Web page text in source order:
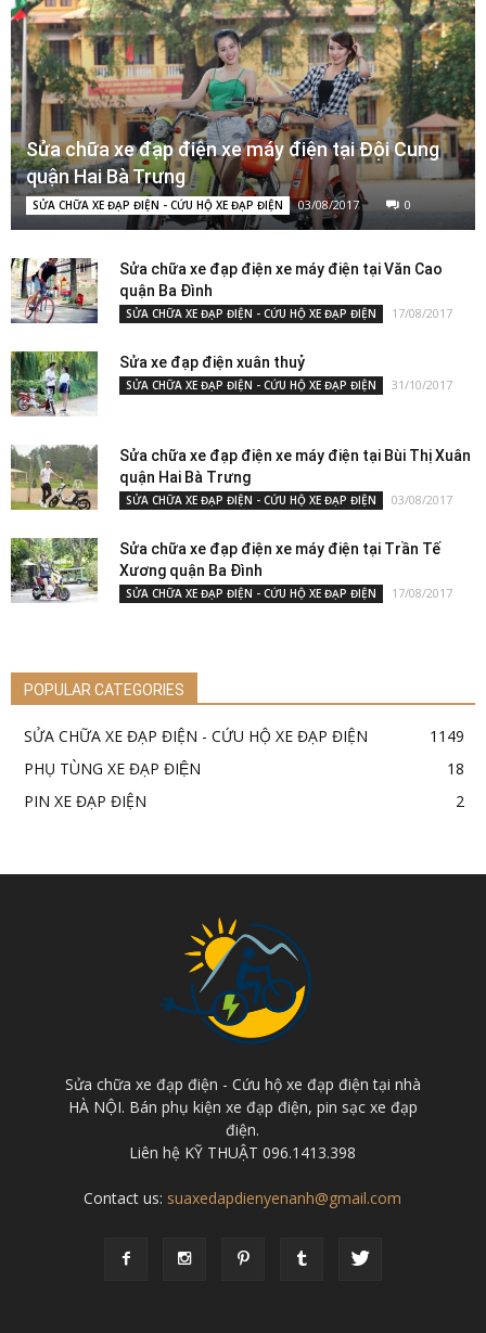
Sửa chữa xe đạp điện xe máy điện tại Đội Cung
quận Hai Bà Trưng
SỬA CHỮA XE ĐẠP ĐIỆN - CỨU HỘ XE ĐẠP ĐIỆN 03/08/2017 0
Sửa chữa xe đạp điện xe máy điện tại Văn Cao
quận Ba Đình
SỬA CHỮA XE ĐẠP ĐIỆN - CỨU HỘ XE ĐẠP ĐIỆN 17/08/2017
Sửa xe đạp điện xuân thuỷ
SỬA CHỮA XE ĐẠP ĐIỆN - CỨU HỘ XE ĐẠP ĐIỆN 31/10/2017
Sửa chữa xe đạp điện xe máy điện tại Bùi Thị Xuân
quận Hai Bà Trưng
SỬA CHỮA XE ĐẠP ĐIỆN - CỨU HỘ XE ĐẠP ĐIỆN 03/08/2017
Sửa chữa xe đạp điện xe máy điện tại Trần Tế
Xương quận Ba Đình
SỬA CHỮA XE ĐẠP ĐIỆN - CỨU HỘ XE ĐẠP ĐIỆN 17/08/2017
POPULAR CATEGORIES
SỬA CHỮA XE ĐẠP ĐIỆN - CỨU HỘ XE ĐẠP ĐIỆN
1149
PHỤ TÙNG XE ĐẠP ĐIỆN
18
PIN XE ĐẠP ĐIỆN
2
Sửa chữa xe đạp điện - Cứu hộ xe đạp điện tại nhà
HÀ NỘI. Bán phụ kiện xe đạp điện, pin sạc xe đạp
điện.
Liên hệ KỸ THUẬT 096.1413.398
Contact us: suaxedapdienyenanh@gmail.com